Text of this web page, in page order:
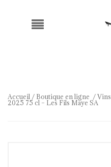
Accueil / Boutique en ligne /Vins
2025 75 cl – Les Fils Maye SA